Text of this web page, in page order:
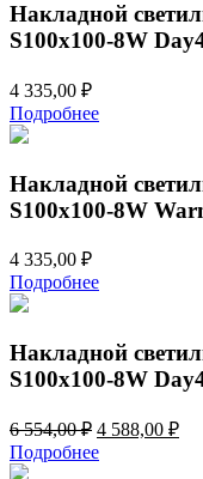
Накладной
S100x100-8W
4 335,00 ₽
Подробнее
Накладной
S100x100-8W
4 335,00 ₽
Подробнее
Накладной
S100x100-8W
6 554,00₽
цена
составляла
4 588,00 ₽
Подробнее